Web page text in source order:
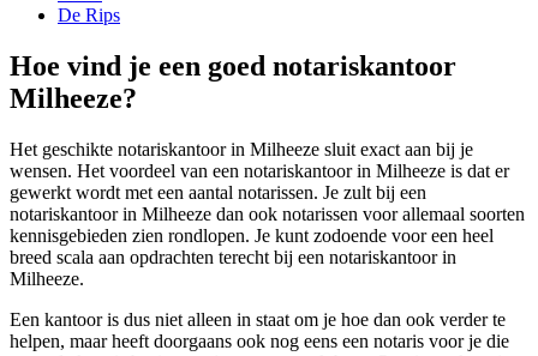
De Rips
Hoe vind je een goed notariskantoor
Milheeze?
Het geschikte notariskantoor in Milheeze sluit exact aan bij je
wensen. Het voordeel van een notariskantoor in Milheeze is dat er
gewerkt wordt met een aantal notarissen. Je zult bij een
notariskantoor in Milheeze dan ook notarissen voor allemaal soorten
kennisgebieden zien rondlopen. Je kunt zodoende voor een heel
breed scala aan opdrachten terecht bij een notariskantoor in
Milheeze.
Een kantoor is dus niet alleen in staat om je hoe dan ook verder te
helpen, maar heeft doorgaans ook nog eens een notaris voor je die